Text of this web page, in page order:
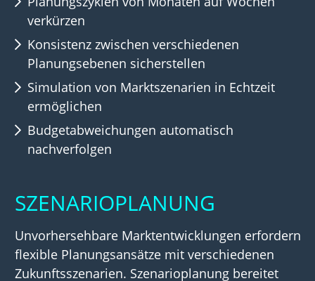
verkürzen
Konsistenz zwischen verschiedenen
Planungsebenen sicherstellen
Simulation von Marktszenarien in Echtzeit
ermöglichen
Budgetabweichungen automatisch
nachverfolgen
SZENARIOPLANUNG
Unvorhersehbare Marktentwicklungen erfordern
flexible Planungsansätze mit verschiedenen
Zukunftsszenarien. Szenarioplanung bereitet